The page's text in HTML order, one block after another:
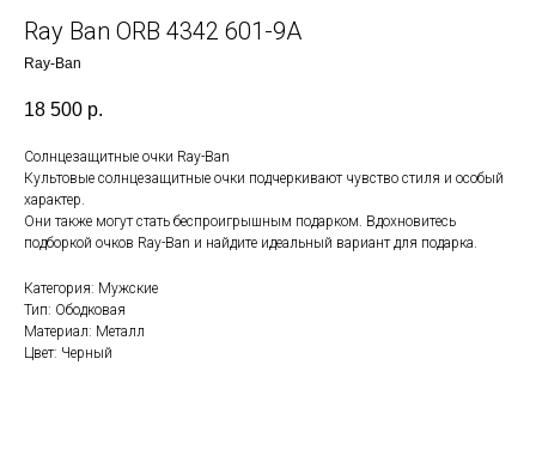
Ray Ban ORB 4342 601-9A
Ray-Ban
18 500 р.
Солнцезащитные очки Ray-Ban
Культовые солнцезащитные очки подчеркивают чувство стиля и особый
характер.
Они также могут стать беспроигрышным подарком. Вдохновитесь
подборкой очков Ray-Ban и найдите идеальный вариант для подарка.
Категория: Мужские
Тип: Ободковая
Материал: Металл
Цвет: Черный